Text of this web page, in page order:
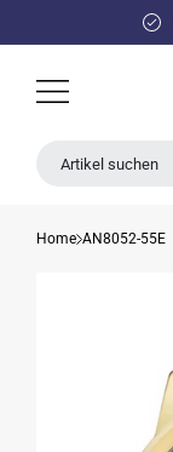
INHALT
Artikel suchen
Home AN8052-55E